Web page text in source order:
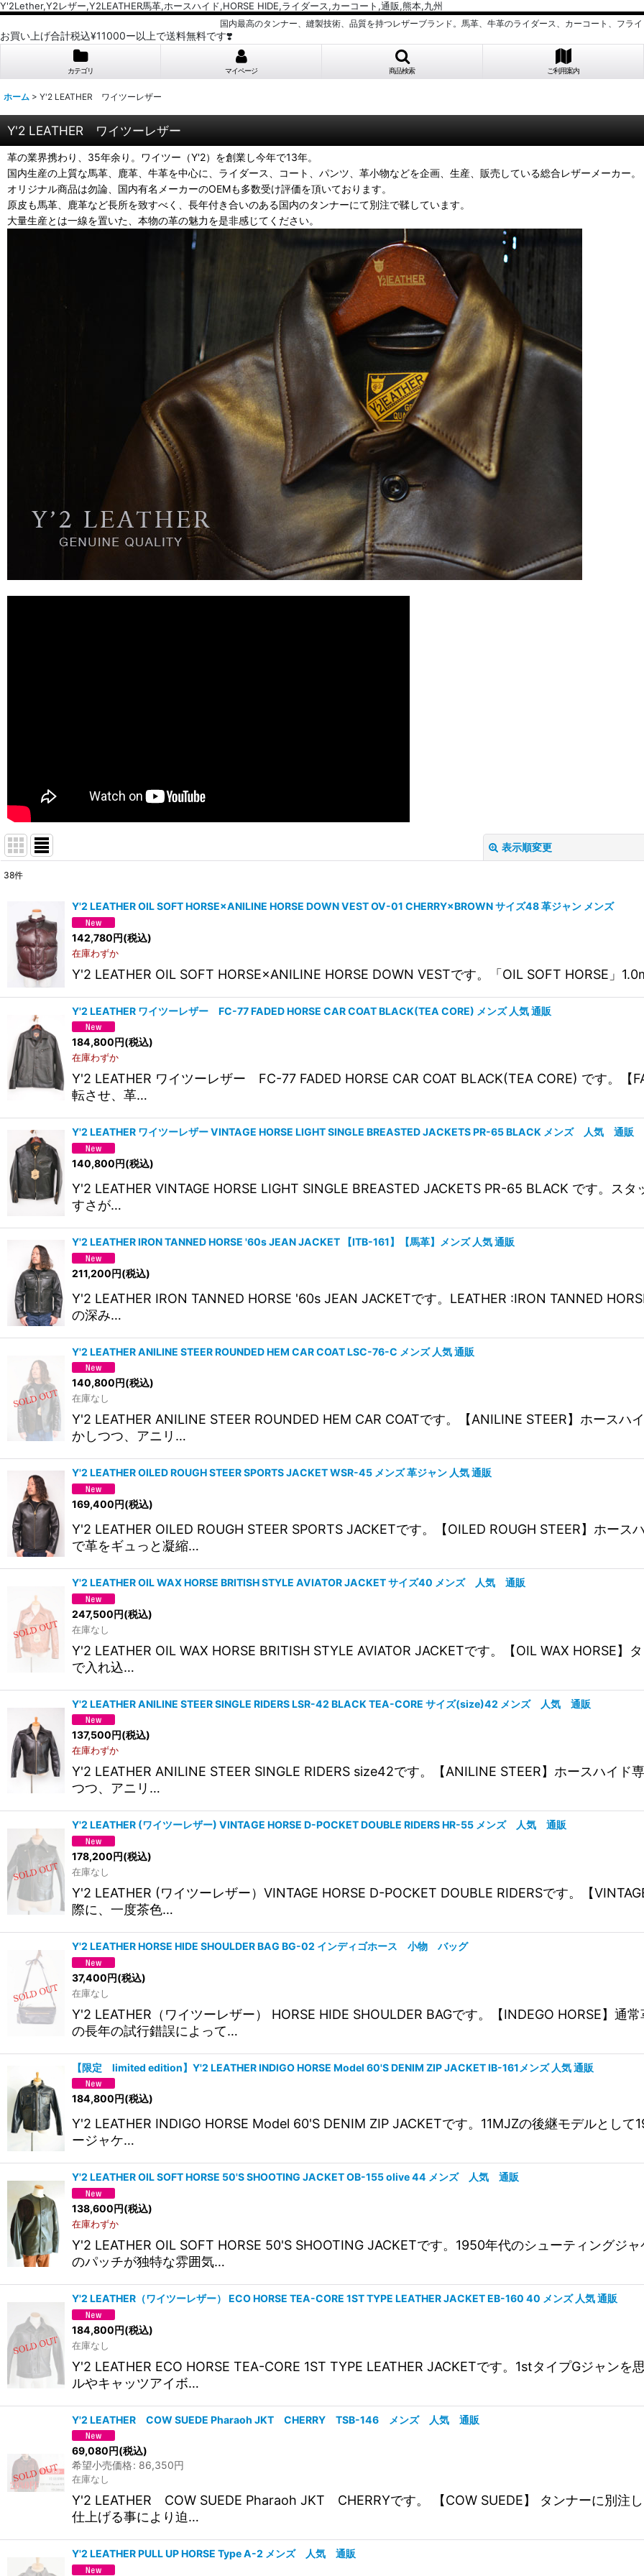
Y'2Lether,Y2レザー,Y2LEATHER馬革,ホースハイド,HORSE HIDE,ライダース,カーコート,通販,熊本,九州
国内最高のタンナー、縫製技術、品質を持つレザーブランド。馬革、牛革のライダース、カーコート、フラ
お買い上げ合計税込¥11000ー以上で送料無料です❣️
カテゴリ マイページ 商品検索 ご利用案内
ホーム > Y'2 LEATHER ワイツーレザー
Y'2 LEATHER ワイツーレザー
革の業界携わり、35年余り。ワイツー（Y'2）を創業し今年で13年。
国内生産の上質な馬革、鹿革、牛革を中心に、ライダース、コート、パンツ、革小物などを企画、生産、販売している総合レザーメーカー。
オリジナル商品は勿論、国内有名メーカーのOEMも多数受け評価を頂いております。
原皮も馬革、鹿革など長所を致すべく、長年付き合いのある国内のタンナーにて別注で鞣しています。
大量生産とは一線を置いた、本物の革の魅力を是非感じてください。
表示順変更
並び順:
絞り込む
38件
Y'2 LEATHER OIL SOFT HORSE×ANILINE HORSE DOWN VEST OV-01 CHERRY×BROWN サイズ48 革ジャン メンズ
142,780円(税込)
在庫わずか
Y'2 LEATHER OIL SOFT HORSE×ANILINE HORSE DOWN VESTです。「OIL SOFT HORSE」
Y'2 LEATHER ワイツーレザー FC-77 FADED HORSE CAR COAT BLACK(TEA CORE) メンズ 人気 通販
184,800円(税込)
在庫わずか
Y'2 LEATHER ワイツーレザー FC-77 FADED HORSE CAR COAT BLACK(TEA CORE) です。【
転させ、革…
Y'2 LEATHER ワイツーレザー VINTAGE HORSE LIGHT SINGLE BREASTED JACKETS PR-65 BLACK メンズ 人気 通販
140,800円(税込)
Y'2 LEATHER VINTAGE HORSE LIGHT SINGLE BREASTED JACKETS PR-65 BLACK です。ス
すさが…
Y'2 LEATHER IRON TANNED HORSE '60s JEAN JACKET 【ITB-161】【馬革】メンズ 人気 通販
211,200円(税込)
Y'2 LEATHER IRON TANNED HORSE '60s JEAN JACKETです。LEATHER :IRON TANNED
の深み…
Y'2 LEATHER ANILINE STEER ROUNDED HEM CAR COAT LSC-76-C メンズ 人気 通販
140,800円(税込)
在庫なし
Y'2 LEATHER ANILINE STEER ROUNDED HEM CAR COATです。【ANILINE STEER】ホース
かしつつ、アニリ…
Y'2 LEATHER OILED ROUGH STEER SPORTS JACKET WSR-45 メンズ 革ジャン 人気 通販
169,400円(税込)
Y'2 LEATHER OILED ROUGH STEER SPORTS JACKETです。【OILED ROUGH STEER】ホー
で革をギュっと凝縮…
Y'2 LEATHER OIL WAX HORSE BRITISH STYLE AVIATOR JACKET サイズ40 メンズ 人気 通販
247,500円(税込)
在庫なし
Y'2 LEATHER OIL WAX HORSE BRITISH STYLE AVIATOR JACKETです。【OIL WAX HORSE】
で入れ込…
Y'2 LEATHER ANILINE STEER SINGLE RIDERS LSR-42 BLACK TEA-CORE サイズ(size)42 メンズ 人気 通販
137,500円(税込)
在庫わずか
Y'2 LEATHER ANILINE STEER SINGLE RIDERS size42です。【ANILINE STEER】ホースハイド
つつ、アニリ…
Y'2 LEATHER (ワイツーレザー) VINTAGE HORSE D-POCKET DOUBLE RIDERS HR-55 メンズ 人気 通販
178,200円(税込)
在庫なし
Y'2 LEATHER (ワイツーレザー）VINTAGE HORSE D-POCKET DOUBLE RIDERSです。【
際に、一度茶色…
Y'2 LEATHER HORSE HIDE SHOULDER BAG BG-02 インディゴホース 小物 バッグ
37,400円(税込)
在庫なし
Y'2 LEATHER（ワイツーレザー） HORSE HIDE SHOULDER BAGです。【INDEGO HORSE】通
の長年の試行錯誤によって…
【限定 limited edition】Y'2 LEATHER INDIGO HORSE Model 60'S DENIM ZIP JACKET IB-161メンズ 人気 通販
184,800円(税込)
Y'2 LEATHER INDIGO HORSE Model 60'S DENIM ZIP JACKETです。11MJZの後継モデルとし
ージャケ…
Y'2 LEATHER OIL SOFT HORSE 50'S SHOOTING JACKET OB-155 olive 44 メンズ 人気 通販
138,600円(税込)
在庫わずか
Y'2 LEATHER OIL SOFT HORSE 50'S SHOOTING JACKETです。1950年代のシューティングジ
のパッチが独特な雰囲気…
Y'2 LEATHER（ワイツーレザー） ECO HORSE TEA-CORE 1ST TYPE LEATHER JACKET EB-160 40 メンズ 人気 通販
184,800円(税込)
在庫なし
Y'2 LEATHER ECO HORSE TEA-CORE 1ST TYPE LEATHER JACKETです。1stタイプGジャン
ルやキャッツアイボ…
Y'2 LEATHER COW SUEDE Pharaoh JKT CHERRY TSB-146 メンズ 人気 通販
69,080円(税込)
希望小売価格: 86,350円
在庫なし
Y'2 LEATHER COW SUEDE Pharaoh JKT CHERRYです。 【COW SUEDE】 タンナーに別注
仕上げる事により迫…
Y'2 LEATHER PULL UP HORSE Type A-2 メンズ 人気 通販